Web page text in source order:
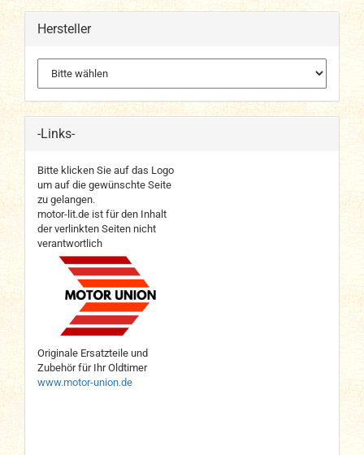
Hersteller
-Links-
Bitte klicken Sie auf das Logo
um auf die gewünschte Seite
zu gelangen.
motor-lit.de ist für den Inhalt
der verlinkten Seiten nicht
verantwortlich
Originale Ersatzteile und
Zubehör für Ihr Oldtimer
www.motor-union.de